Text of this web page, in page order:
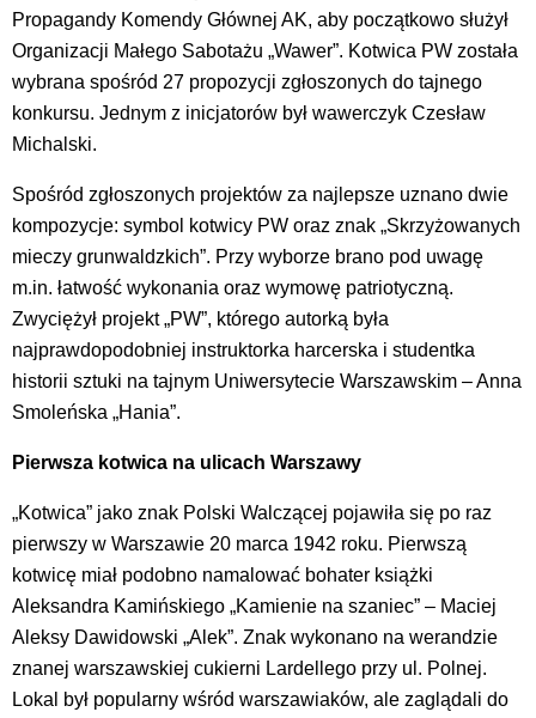
Propagandy Komendy Głównej AK, aby początkowo służył
Organizacji Małego Sabotażu „Wawer”. Kotwica PW została
wybrana spośród 27 propozycji zgłoszonych do tajnego
konkursu. Jednym z inicjatorów był wawerczyk Czesław
Michalski.
Spośród zgłoszonych projektów za najlepsze uznano dwie
kompozycje: symbol kotwicy PW oraz znak „Skrzyżowanych
mieczy grunwaldzkich”. Przy wyborze brano pod uwagę
m.in. łatwość wykonania oraz wymowę patriotyczną.
Zwyciężył projekt „PW”, którego autorką była
najprawdopodobniej instruktorka harcerska i studentka
historii sztuki na tajnym Uniwersytecie Warszawskim – Anna
Smoleńska „Hania”.
Pierwsza kotwica na ulicach Warszawy
„Kotwica” jako znak Polski Walczącej pojawiła się po raz
pierwszy w Warszawie 20 marca 1942 roku. Pierwszą
kotwicę miał podobno namalować bohater książki
Aleksandra Kamińskiego „Kamienie na szaniec” – Maciej
Aleksy Dawidowski „Alek”. Znak wykonano na werandzie
znanej warszawskiej cukierni Lardellego przy ul. Polnej.
Lokal był popularny wśród warszawiaków, ale zaglądali do